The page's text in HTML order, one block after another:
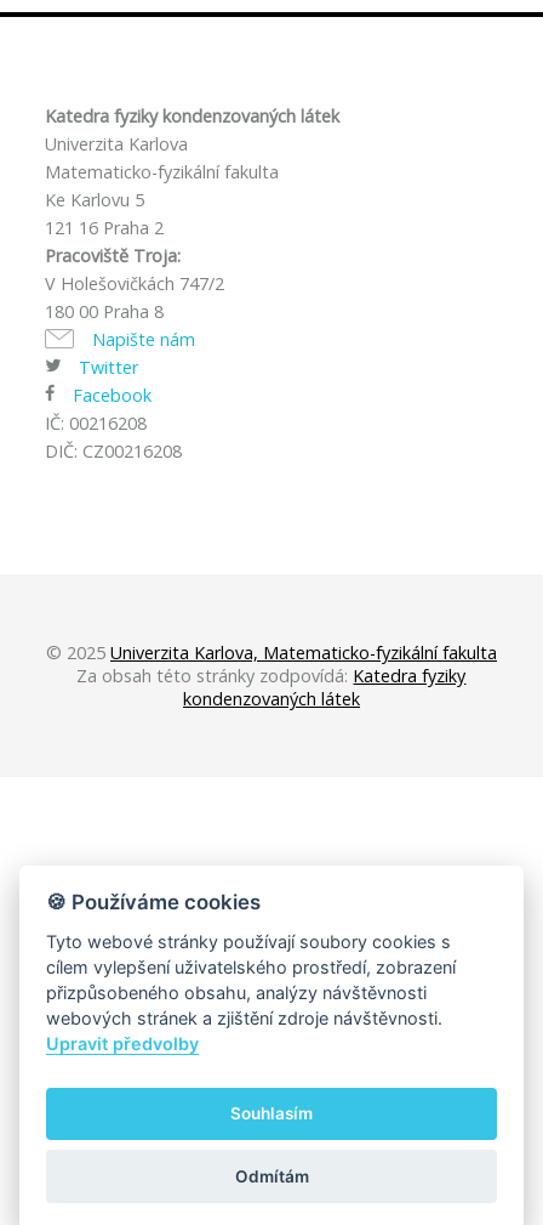
Katedra fyziky kondenzovaných látek
Univerzita Karlova
Matematicko-fyzikální fakulta
Ke Karlovu 5
121 16 Praha 2
Pracoviště Troja:
V Holešovičkách 747/2
180 00 Praha 8
Napište nám
Twitter
Facebook
IČ: 00216208
DIČ: CZ00216208
© 2025 Univerzita Karlova, Matematicko-fyzikální fakulta
Za obsah této stránky zodpovídá: Katedra fyziky
kondenzovaných látek
🍪 Používáme cookies
Tyto webové stránky používají soubory cookies s
cílem vylepšení uživatelského prostředí, zobrazení
přizpůsobeného obsahu, analýzy návštěvnosti
webových stránek a zjištění zdroje návštěvnosti.
Upravit předvolby
Souhlasím
Odmítám